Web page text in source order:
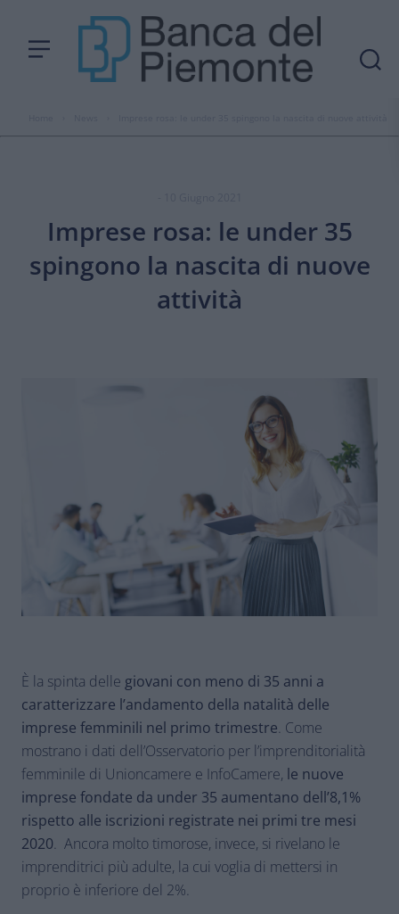
Imprese rosa: le under 35
spingono la nascita di nuove
attività
È la spinta delle giovani con meno di 35 anni a
caratterizzare l’andamento della natalità delle
imprese femminili nel primo trimestre. Come
mostrano i dati dell’Osservatorio per l’imprenditorialità
femminile di Unioncamere e InfoCamere, le nuove
imprese fondate da under 35 aumentano dell’8,1%
rispetto alle iscrizioni registrate nei primi tre mesi
2020. Ancora molto timorose, invece, si rivelano le
imprenditrici più adulte, la cui voglia di mettersi in
proprio è inferiore del 2%.